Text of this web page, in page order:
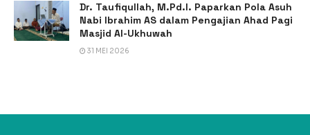
Dr. Taufiqullah, M.Pd.I. Paparkan Pola Asuh
Nabi Ibrahim AS dalam Pengajian Ahad Pagi
Masjid Al-Ukhuwah
31 MEI 2026